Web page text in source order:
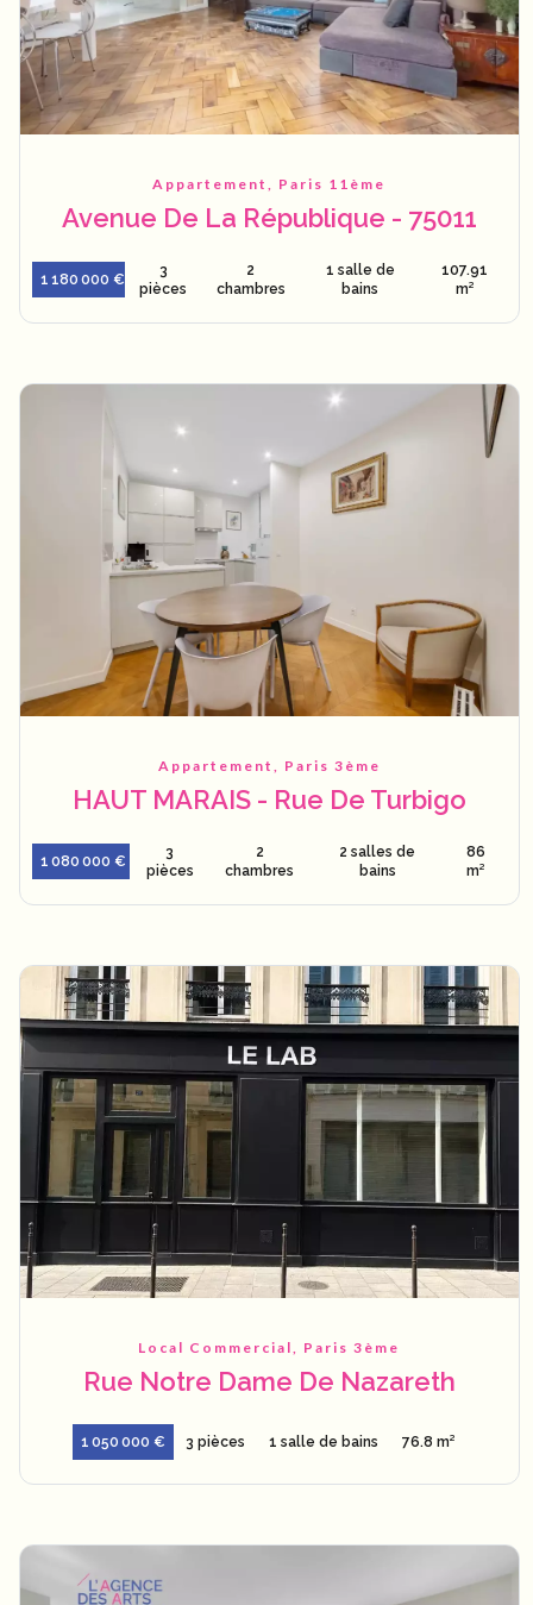
Appartement, Paris 11ème
Avenue De La République - 75011
1 180 000 €
3
pièces
2
chambres
1 salle de
bains
107.91
m²
Appartement, Paris 3ème
HAUT MARAIS - Rue De Turbigo
1 080 000 €
3
pièces
2
chambres
2 salles de
bains
86
m²
Local Commercial, Paris 3ème
Rue Notre Dame De Nazareth
1 050 000 € 3 pièces 1 salle de bains 76.8 m²